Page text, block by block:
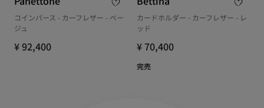
コインパース - カーフレザー - ベー
ジュ
¥ 92,400
カードホルダー - カーフレザー - レ
ッド
¥ 70,400
完売